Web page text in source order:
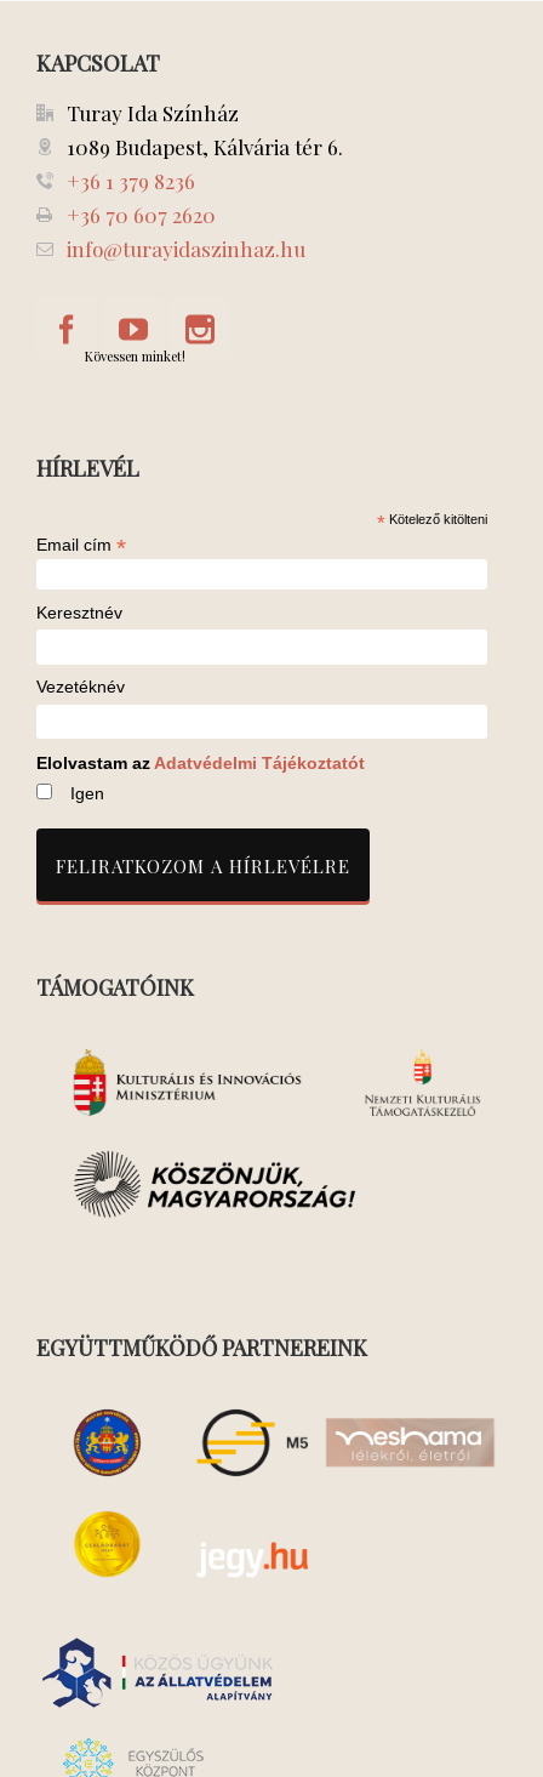
KAPCSOLAT
Turay Ida Színház
1089 Budapest, Kálvária tér 6.
+36 1 379 8236
+36 70 607 2620
info@turayidaszinhaz.hu
Kövessen minket!
HÍRLEVÉL
* Kötelező kitölteni
Email cím *
Keresztnév
Vezetéknév
Elolvastam az Adatvédelmi Tájékoztatót
Igen
TÁMOGATÓINK
EGYÜTTMŰKÖDŐ PARTNEREINK